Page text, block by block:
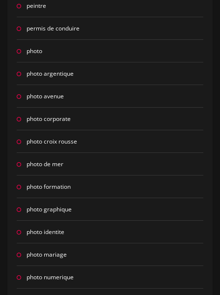
peintre
permis de conduire
photo
photo argentique
photo avenue
photo corporate
photo croix rousse
photo de mer
photo formation
photo graphique
photo identite
photo mariage
photo numerique